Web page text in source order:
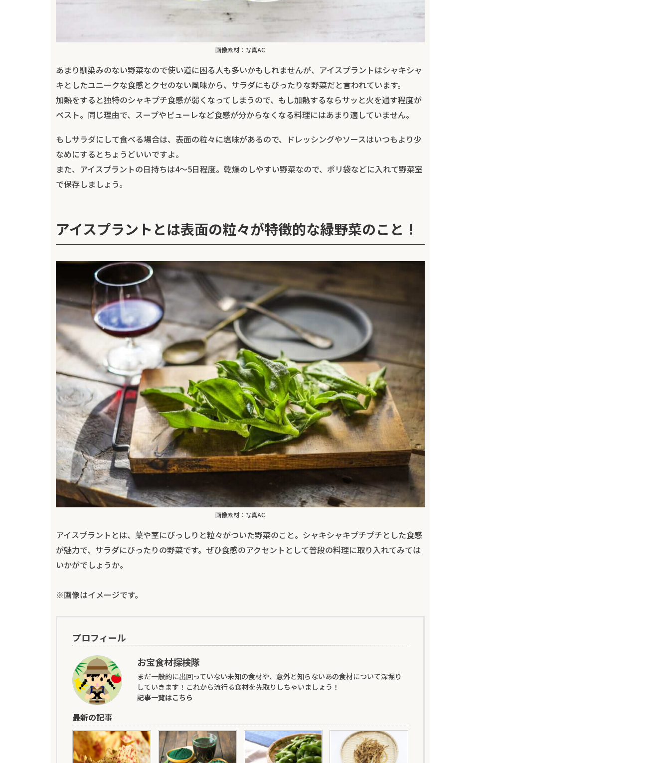
画像素材：写真AC
あまり馴染みのない野菜なので使い道に困る人も多いかもしれませんが、アイスプラントはシャキシャ
キとしたユニークな食感とクセのない風味から、サラダにもぴったりな野菜だと言われています。
加熱をすると独特のシャキプチ食感が弱くなってしまうので、もし加熱するならサッと火を通す程度が
ベスト。同じ理由で、スープやピューレなど食感が分からなくなる料理にはあまり適していません。
もしサラダにして食べる場合は、表面の粒々に塩味があるので、ドレッシングやソースはいつもより少
なめにするとちょうどいいですよ。
また、アイスプラントの日持ちは4～5日程度。乾燥のしやすい野菜なので、ポリ袋などに入れて野菜室
で保存しましょう。
アイスプラントとは表面の粒々が特徴的な緑野菜のこと！
画像素材：写真AC
アイスプラントとは、葉や茎にびっしりと粒々がついた野菜のこと。シャキシャキプチプチとした食感
が魅力で、サラダにぴったりの野菜です。ぜひ食感のアクセントとして普段の料理に取り入れてみては
いかがでしょうか。
※画像はイメージです。
プロフィール
お宝食材探検隊
まだ一般的に出回っていない未知の食材や、意外と知らないあの食材について深堀り
していきます！これから流行る食材を先取りしちゃいましょう！
記事一覧はこちら
最新の記事